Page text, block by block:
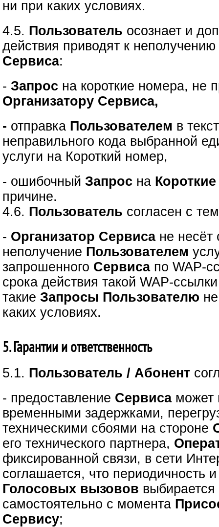
ни при каких условиях.
4.5. Пользователь осознает и
действия приводят к
Сервиса:
-Запрос на короткие номера, не
Организатору Сервиса,
- отправка Пользователем в
неправильного кода выбранной
услуги на Короткий номер,
- ошибочныйЗапрос на
причине.
4.6. Пользователь согласен с
- Организатор Сервиса не несёт
неполучение Пользователем
запрошенного Сервисапо WAP-
срока действия такой WAP-
такиеЗапросы Пользователю
каких условиях.
5. Гарантии и ответственность
5.1. Пользователь / Абонент
- предоставление Сервиса может
временными задержками,
техническими сбоями на стороне
его технического партнера,
фиксированной связи, в сети
соглашается, что периодичность
Голосовых вызовов выбирается
самостоятельно с момента
Сервису;